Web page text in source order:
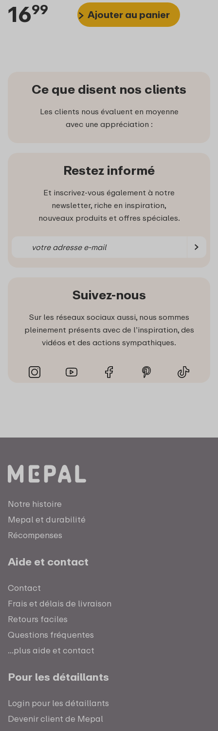
1699 Ajouter au panier
Ce que disent nos clients
Les clients nous évaluent en moyenne
avec une appréciation :
Restez informé
Et inscrivez-vous également à notre
newsletter, riche en inspiration,
nouveaux produits et offres spéciales.
Suivez-nous
Sur les réseaux sociaux aussi, nous sommes
pleinement présents avec de l’inspiration, des
vidéos et des actions sympathiques.
Notre histoire
Mepal et durabilité
Récompenses
Aide et contact
Contact
Frais et délais de livraison
Retours faciles
Questions fréquentes
...plus aide et contact
Pour les détaillants
Login pour les détaillants
Devenir client de Mepal